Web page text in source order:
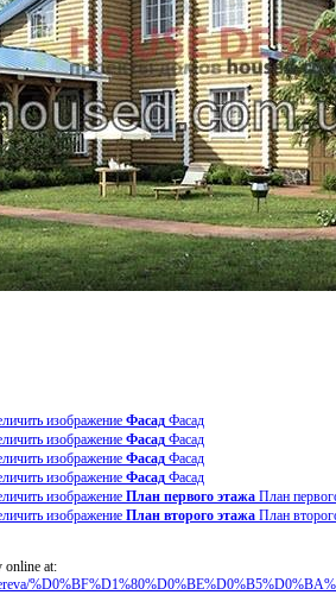
Фасад Фасад
Фасад Фасад
Фасад Фасад
Фасад Фасад
План первого этажа План
План второго этажа План
online at: